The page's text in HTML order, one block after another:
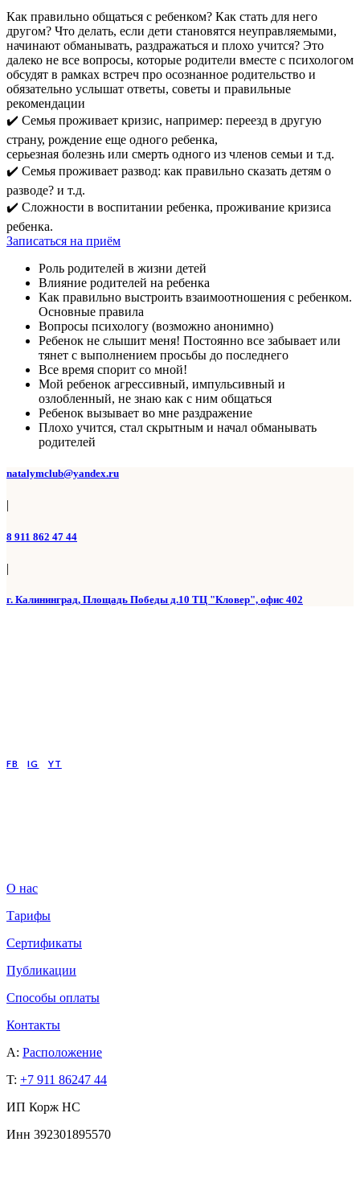
Как правильно общаться с ребенком? Как стать для него
другом? Что делать, если дети становятся неуправляемыми,
начинают обманывать, раздражаться и плохо учится? Это
далеко не все вопросы, которые родители вместе с психологом
обсудят в рамках встреч про осознанное родительство и
обязательно услышат ответы, советы и правильные
рекомендации
✔️ Cемья проживает кризис, например: переезд в другую
страну, рождение еще одного ребенка,
серьезная болезнь или смерть одного из членов семьи и т.д.
✔️ Семья проживает развод: как правильно сказать детям о
разводе? и т.д.
✔️ Cложности в воспитании ребенка, проживание кризиса
ребенка.
Записаться на приём
Роль родителей в жизни детей
Влияние родителей на ребенка
Как правильно выстроить взаимоотношения с ребенком.
Основные правила
Вопросы психологу (возможно анонимно)
Ребенок не слышит меня! Постоянно все забывает или
тянет с выполнением просьбы до последнего
Все время спорит со мной!
Мой ребенок агрессивный, импульсивный и
озлобленный, не знаю как с ним общаться
Ребенок вызывает во мне раздражение
Плохо учится, стал скрытным и начал обманывать
родителей
natalymclub@yandex.ru
|
8 911 862 47 44
|
г. Калининград, Площадь Победы д.10 ТЦ "Кловер", офис 402
FB IG YT
О нас
Тарифы
Сертификаты
Публикации
Способы оплаты
Контакты
A: Расположение
T: +7 911 86247 44
ИП Корж НС
Инн 392301895570